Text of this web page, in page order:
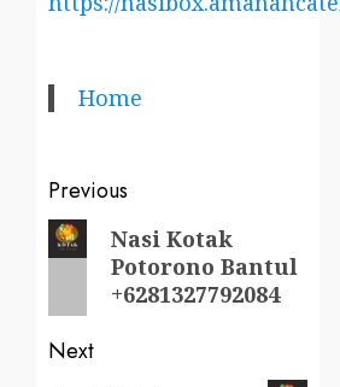
Home
Post
navigation
Previous
Previous
post:
Nasi Kotak
Potorono Bantul
+6281327792084
Next